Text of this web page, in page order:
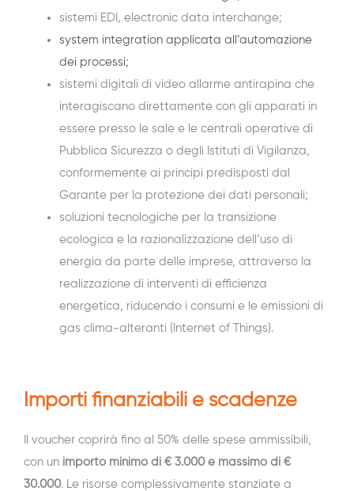
sistemi EDI, electronic data interchange;
system integration applicata all’automazione
dei processi;
sistemi digitali di video allarme antirapina che
interagiscano direttamente con gli apparati in
essere presso le sale e le centrali operative di
Pubblica Sicurezza o degli Istituti di Vigilanza,
conformemente ai principi predisposti dal
Garante per la protezione dei dati personali;
soluzioni tecnologiche per la transizione
ecologica e la razionalizzazione dell’uso di
energia da parte delle imprese, attraverso la
realizzazione di interventi di efficienza
energetica, riducendo i consumi e le emissioni di
gas clima-alteranti (Internet of Things).
Importi finanziabili e scadenze
Il voucher coprirà fino al 50% delle spese ammissibili,
con un importo minimo di € 3.000 e massimo di €
30.000. Le risorse complessivamente stanziate a